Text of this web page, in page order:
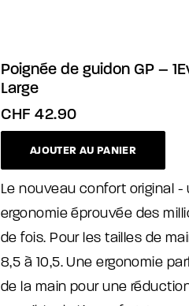
Poignée de guidon GP –
Large
CHF 42.90
AJOUTER AU PANIER
Le nouveau confort original -
ergonomie éprouvée des
de fois. Pour les tailles de
8,5 à 10,5. Une ergonomie
de la main pour une